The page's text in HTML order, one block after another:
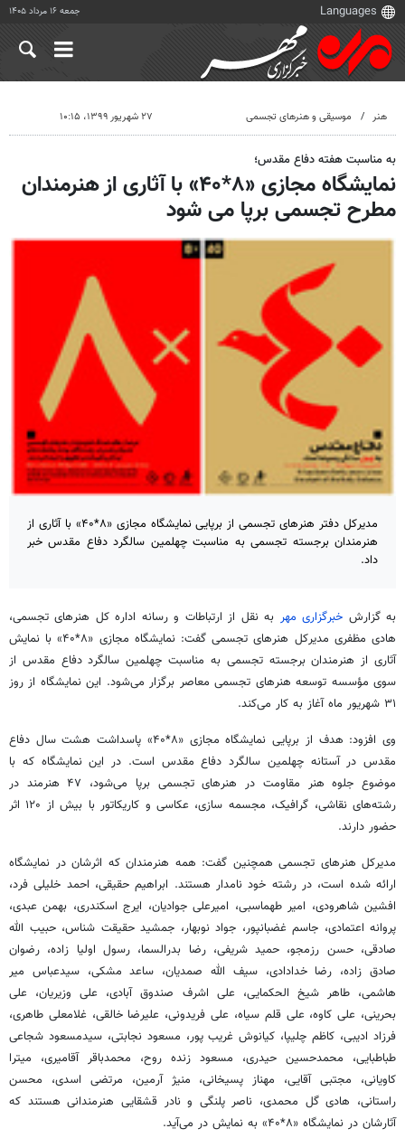
جمعه ۱۶ مرداد ۱۴۰۵
هنر موسیقی و هنرهای تجسمی ۲۷ شهریور ۱۳۹۹، ۱۰:۱۵
به مناسبت هفته دفاع مقدس؛
نمایشگاه مجازی «۸*۴۰» با آثاری از هنرمندان
مطرح تجسمی برپا می شود
مدیرکل دفتر هنرهای تجسمی از برپایی نمایشگاه مجازی «۸*۴۰» با آثاری از
هنرمندان برجسته تجسمی به مناسبت چهلمین سالگرد دفاع مقدس خبر
داد.
به گزارش خبرگزاری مهر به نقل از ارتباطات و رسانه اداره کل هنرهای تجسمی،
هادی مظفری مدیرکل هنرهای تجسمی گفت: نمایشگاه مجازی «۸*۴۰» با نمایش
آثاری از هنرمندان برجسته تجسمی به مناسبت چهلمین سالگرد دفاع مقدس از
سوی مؤسسه توسعه هنرهای تجسمی معاصر برگزار می‌شود. این نمایشگاه از روز
۳۱ شهریور ماه آغاز به کار می‌کند.
وی افزود: هدف از برپایی نمایشگاه مجازی «۸*۴۰» پاسداشت هشت سال دفاع
مقدس در آستانه چهلمین سالگرد دفاع مقدس است. در این نمایشگاه که با
موضوع جلوه هنر مقاومت در هنرهای تجسمی برپا می‌شود، ۴۷ هنرمند در
رشته‌های نقاشی، گرافیک، مجسمه سازی، عکاسی و کاریکاتور با بیش از ۱۲۰ اثر
حضور دارند.
مدیرکل هنرهای تجسمی همچنین گفت: همه هنرمندان که اثرشان در نمایشگاه
ارائه شده است، در رشته خود نامدار هستند. ابراهیم حقیقی، احمد خلیلی فرد،
افشین شاهرودی، امیر طهماسبی، امیرعلی جوادیان، ایرج اسکندری، بهمن عبدی،
پروانه اعتمادی، جاسم غضبانپور، جواد نوبهار، جمشید حقیقت شناس، حبیب الله
صادقی، حسن رزمجو، حمید شریفی، رضا بدرالسما، رسول اولیا زاده، رضوان
صادق زاده، رضا خدادادی، سیف الله صمدیان، ساعد مشکی، سیدعباس میر
هاشمی، طاهر شیخ الحکمایی، علی اشرف صندوق آبادی، علی وزیریان، علی
بحرینی، علی کاوه، علی قلم سیاه، علی فریدونی، علیرضا خالقی، غلامعلی طاهری،
فرزاد ادیبی، کاظم چلیپا، کیانوش غریب پور، مسعود نجابتی، سیدمسعود شجاعی
طباطبایی، محمدحسین حیدری، مسعود زنده روح، محمدباقر آقامیری، میترا
کاویانی، مجتبی آقایی، مهناز پسیخانی، منیژ آرمین، مرتضی اسدی، محسن
راستانی، هادی گل محمدی، ناصر پلنگی و نادر قشقایی هنرمندانی هستند که
آثارشان در نمایشگاه «۸*۴۰» به نمایش در می‌آید.